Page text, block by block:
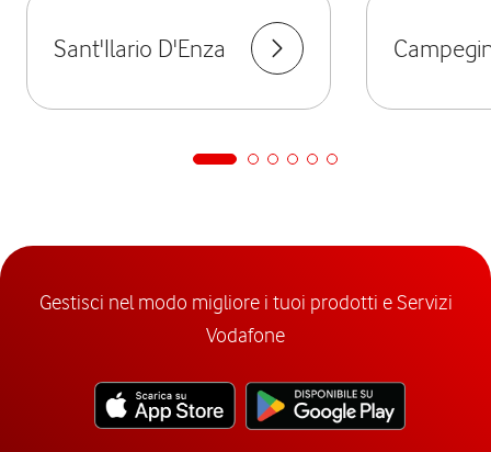
Sant'Ilario D'Enza
Gestisci nel modo migliore i tuoi prodotti e Servizi
Vodafone